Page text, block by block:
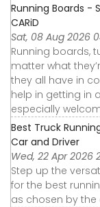
Running Boards -
CARiD
Sat, 08 Aug 2026
Running boards,
matter what
they all have in
help in getting in
especially
Best Truck
Car and Driver
Wed, 22 Apr 2026
Step up the
for the best
as chosen by the